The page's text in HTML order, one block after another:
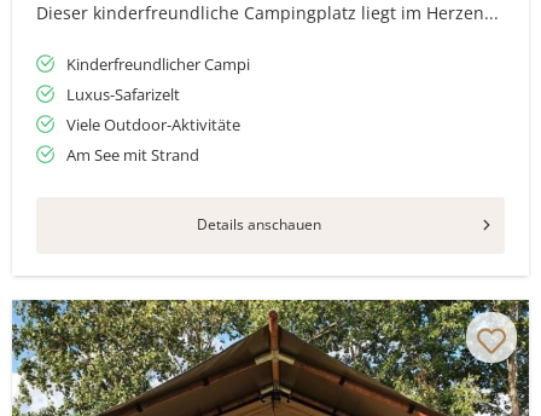
Dieser kinderfreundliche Campingplatz liegt im Herzen...
Kinderfreundlicher Campi
Luxus-Safarizelt
Viele Outdoor-Aktivitäte
Am See mit Strand
Details anschauen